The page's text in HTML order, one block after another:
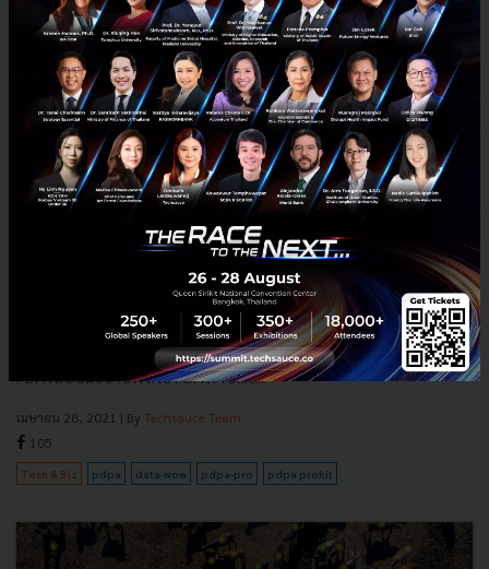
อัพสกิล Data Privacy และ Security ปรับธุรกิจรับ PDPA
แบบมืออาชีพ ด้วย PDPA Prokit
อัพสกิล Data Privacy และ Data Security เตรียมองค์กรปรับธุรกิจรับ
PDPA แบบมืออาชีพ ด้วย PDPA Prokit...
เมษายน 28, 2021 | By Techsauce Team
105
Tech & Biz pdpa data-wow pdpa-pro pdpa prokit